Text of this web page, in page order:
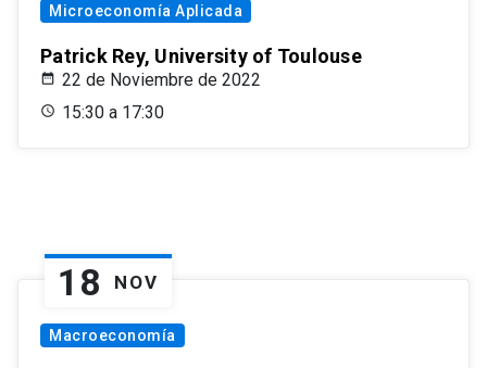
Microeconomía Aplicada
Patrick Rey, University of Toulouse
22 de Noviembre de 2022
15:30 a 17:30
18 NOV
Macroeconomía